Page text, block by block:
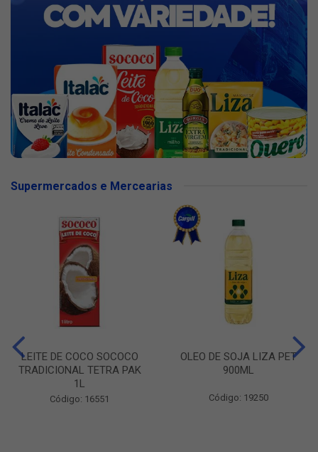
Supermercados e Mercearias
LEITE DE COCO SOCOCO
TRADICIONAL TETRA PAK
1L
Código: 16551
OLEO DE SOJA LIZA PET
900ML
Código: 19250